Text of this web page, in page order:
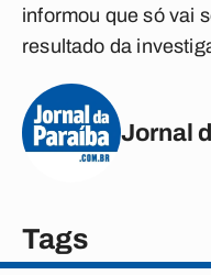
informou que só vai
resultado da
Jornal
Tags